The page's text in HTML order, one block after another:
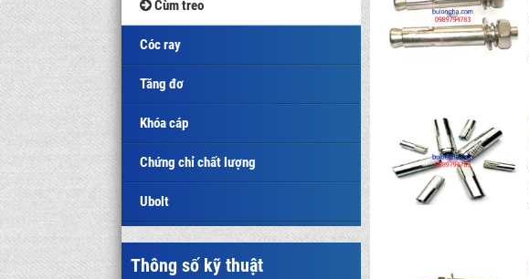
Cùm treo
Cóc ray
Tăng đơ
Khóa cáp
Chứng chỉ chất lượng
Ubolt
Thông số kỹ thuật